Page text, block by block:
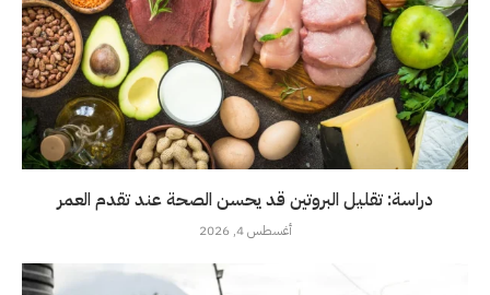
دراسة: تقليل البروتين قد يحسن الصحة عند تقدم العمر
أغسطس 4, 2026